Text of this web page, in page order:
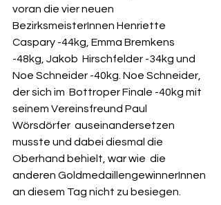
voran die vier neuen
BezirksmeisterInnen Henriette
Caspary -44kg, Emma Bremkens
-48kg, Jakob  Hirschfelder -34kg und
Noe Schneider -40kg. Noe Schneider,
der sich im  Bottroper Finale -40kg mit
seinem Vereinsfreund Paul
Wörsdörfer  auseinandersetzen
musste und dabei diesmal die
Oberhand behielt, war wie  die
anderen GoldmedaillengewinnerInnen
an diesem Tag nicht zu besiegen.